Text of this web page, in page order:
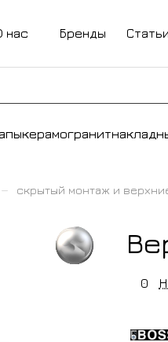
нас Бренды Статьи
керамогранит
– скрытый монтаж и
0